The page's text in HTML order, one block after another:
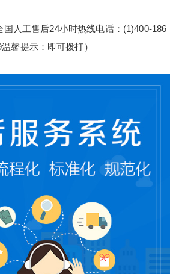
国人工售后24小时热线电话：(1)400-186
馨提示：即可拨打）